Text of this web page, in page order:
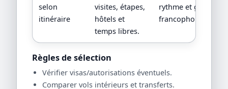
selon
itinéraire
visites, étapes,
hôtels et
temps libres.
rythme et guide
francophone.
Règles de sélection
Vérifier visas/autorisations éventuels.
Comparer vols intérieurs et transferts.